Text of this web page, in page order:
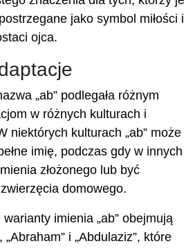
jako symbol miłości i
ojca.
„ab” podlegała różnym
w różnych kulturach i
niektórych kulturach „ab” może
imię, podczas gdy w innych
złożonego lub być
domowego.
imienia „ab” obejmują
„Abraham” i „Abdulaziz”, które